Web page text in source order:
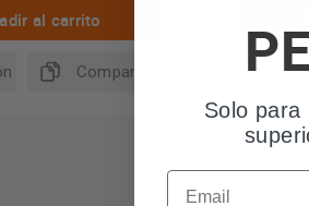
al carrito
Comparar Más
Solo para
Email